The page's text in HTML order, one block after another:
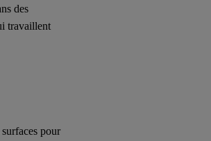
des
travaillent
pour